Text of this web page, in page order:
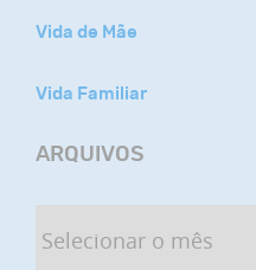
Vida de Mãe
Vida Familiar
ARQUIVOS